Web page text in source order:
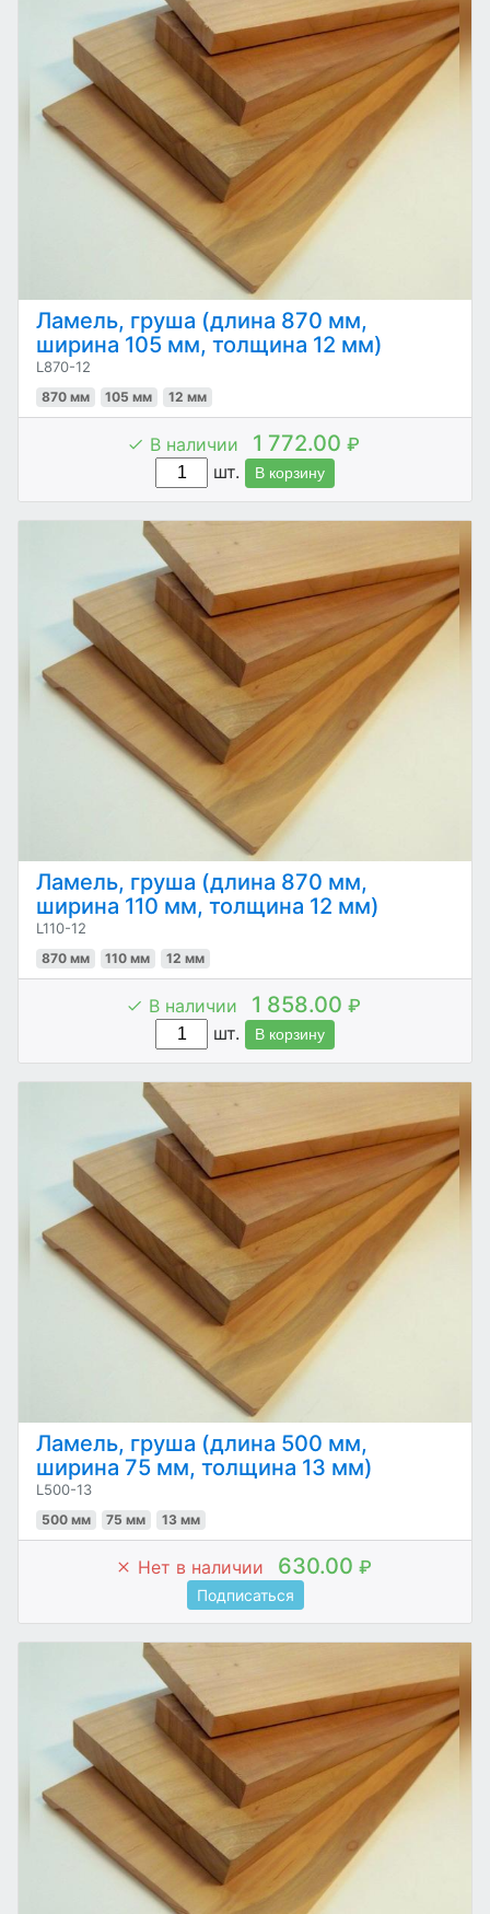
Ламель, груша (длина 870 мм,
ширина 105 мм, толщина 12 мм)
L870-12
870 мм 105 мм 12 мм
В наличии 1 772.00 ₽
шт.
В корзину
Ламель, груша (длина 870 мм,
ширина 110 мм, толщина 12 мм)
L110-12
870 мм 110 мм 12 мм
В наличии 1 858.00 ₽
шт.
В корзину
Ламель, груша (длина 500 мм,
ширина 75 мм, толщина 13 мм)
L500-13
500 мм 75 мм 13 мм
Нет в наличии 630.00 ₽
Подписаться